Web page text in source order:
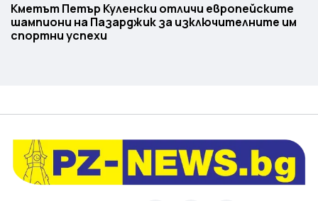
Кметът Петър Куленски отличи европейските
шампиони на Пазарджик за изключителните им
спортни успехи